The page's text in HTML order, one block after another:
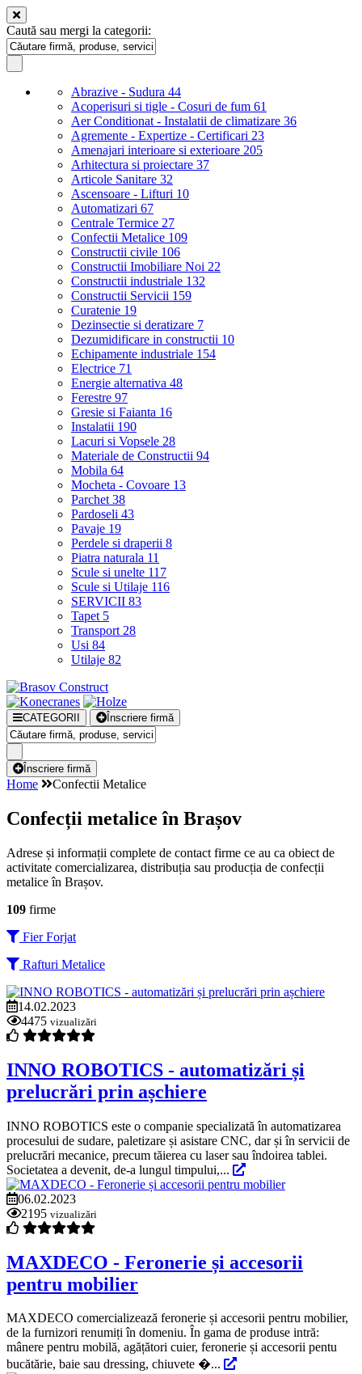
Caută sau mergi la categorii:
Abrazive - Sudura 44
Acoperisuri si tigle - Cosuri de fum 61
Aer Conditionat - Instalatii de climatizare 36
Agremente - Expertize - Certificari 23
Amenajari interioare si exterioare 205
Arhitectura si proiectare 37
Articole Sanitare 32
Ascensoare - Lifturi 10
Automatizari 67
Centrale Termice 27
Confectii Metalice 109
Constructii civile 106
Constructii Imobiliare Noi 22
Constructii industriale 132
Constructii Servicii 159
Curatenie 19
Dezinsectie si deratizare 7
Dezumidificare in constructii 10
Echipamente industriale 154
Electrice 71
Energie alternativa 48
Ferestre 97
Gresie si Faianta 16
Instalatii 190
Lacuri si Vopsele 28
Materiale de Constructii 94
Mobila 64
Mocheta - Covoare 13
Parchet 38
Pardoseli 43
Pavaje 19
Perdele si draperii 8
Piatra naturala 11
Scule si unelte 117
Scule si Utilaje 116
SERVICII 83
Tapet 5
Transport 28
Usi 84
Utilaje 82
CATEGORII Înscriere firmă
Înscriere firmă
Home Confectii Metalice
Confecții metalice în Brașov
Adrese și informații complete de contact firme ce au ca obiect de
activitate comercializarea, distribuția sau producția de confecții
metalice în Brașov.
109 firme
Fier Forjat
Rafturi Metalice
14.02.2023
4475 vizualizări
INNO ROBOTICS - automatizări și
prelucrări prin așchiere
INNO ROBOTICS este o companie specializată în automatizarea
procesului de sudare, paletizare și asistare CNC, dar și în servicii de
prelucrări mecanice, precum tăierea cu laser sau îndoirea tablei.
Societatea a devenit, de-a lungul timpului,...
06.02.2023
2195 vizualizări
MAXDECO - Feronerie și accesorii
pentru mobilier
MAXDECO comercializează feronerie și accesorii pentru mobilier,
de la furnizori renumiți în domeniu. În gama de produse intră:
mânere pentru mobilă, agățători cuier, feronerie și accesorii pentu
bucătărie, baie sau dressing, chiuvete �...